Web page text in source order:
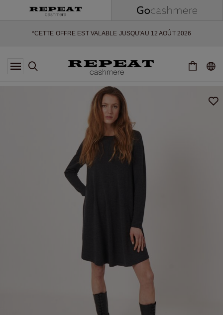
*CETTE OFFRE EST VALABLE JUSQU'AU 12 AOÛT 2026
*NON VALABLE SUR LIMITED EDITION
*EXCEPTIONS PEUVENT S'APPLIQUER
NOUVEAUX STYLES DOUX ET NOUVELLES COULEURS POUR LA
SAISON À VENIR
EXTRA 10% OFF SALE